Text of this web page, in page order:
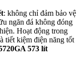
: không chỉ đảm bảo vệ
ngăn đá không đóng
Hoạt động trong
tiết kiệm điện năng tốt
573 lít